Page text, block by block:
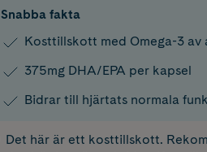
Snabba fakta
Kosttillskott med Omega-3 av
375mg DHA/EPA per kapsel
Bidrar till hjärtats normala
Det här är ett kosttillskott.